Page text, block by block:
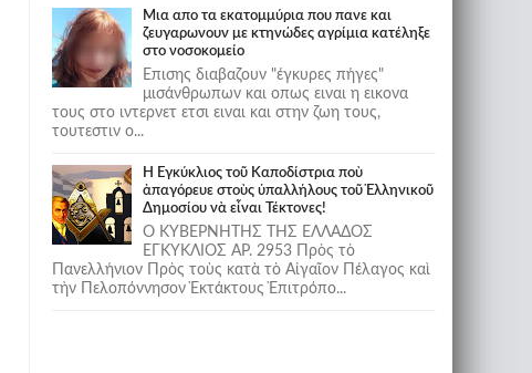
Μια απο τα εκατομμύρια που πανε και
ζευγαρωνουν με κτηνώδες αγρίμια κατέληξε
στο νοσοκομείο
Επισης διαβαζουν "έγκυρες πήγες"
μισάνθρωπων και οπως ειναι η εικονα
τους στο ιντερνετ ετσι ειναι και στην ζωη τους,
τουτεστιν ο...
Ἡ Ἐγκύκλιος τοῦ Καποδίστρια ποὺ
ἀπαγόρευε στοὺς ὑπαλλήλους τοῦ Ἑλληνικοῦ
Δημοσίου νὰ εἶναι Τέκτονες!
Ο ΚΥΒΕΡΝΗΤΗΣ ΤΗΣ ΕΛΛΑΔΟΣ
ΕΓΚΥΚΛΙΟΣ ΑΡ. 2953 Πρὸς τὸ
Πανελλήνιον Πρὸς τοὺς κατὰ τὸ Αἰγαῖον Πέλαγος καὶ
τὴν Πελοπόννησον Ἐκτάκτους Ἐπιτρόπο...